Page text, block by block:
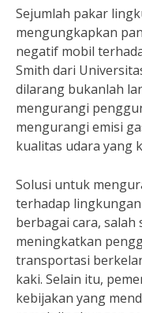
Sejumlah pakar
mengungkapkan
negatif mobil
Smith dari
dilarang bukanlah
mengurangi
mengurangi emisi
kualitas udara yang
Solusi untuk
terhadap
berbagai cara, salah
meningkatkan
transportasi
kaki. Selain itu,
kebijakan yang